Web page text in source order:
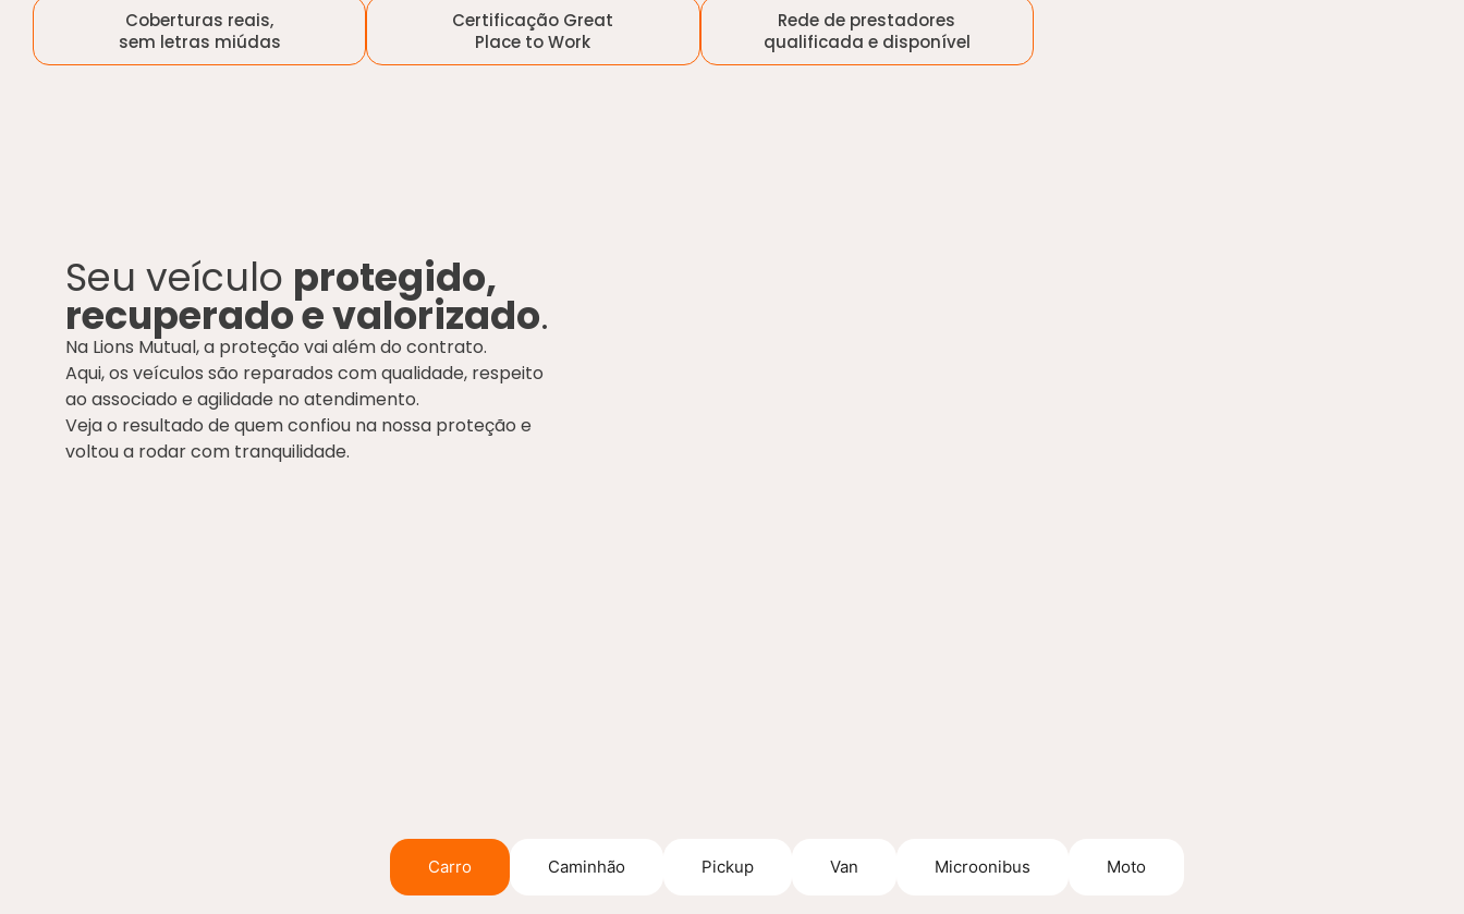
Coberturas reais,
sem letras miúdas
Certificação Great
Place to Work
Rede de prestadores
qualificada e disponível
Seu veículo protegido,
recuperado e valorizado.
Na Lions Mutual, a proteção vai além do contrato.
Aqui, os veículos são reparados com qualidade, respeito
ao associado e agilidade no atendimento.
Veja o resultado de quem confiou na nossa proteção e
voltou a rodar com tranquilidade.
Carro Caminhão Pickup Van Microonibus Moto